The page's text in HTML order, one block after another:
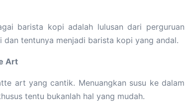
barista kopi adalah lulusan dari perguruan
tentunya menjadi barista kopi yang andal.
Art
art yang cantik. Menuangkan susu ke dalam
tentu bukanlah hal yang mudah.